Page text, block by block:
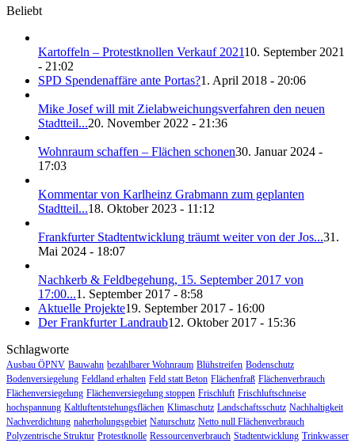
Beliebt
Kartoffeln – Protestknollen Verkauf 202110. September 2021
- 21:02
SPD Spendenaffäre ante Portas?1. April 2018 - 20:06
Mike Josef will mit Zielabweichungsverfahren den neuen
Stadtteil...20. November 2022 - 21:36
Wohnraum schaffen – Flächen schonen30. Januar 2024 -
17:03
Kommentar von Karlheinz Grabmann zum geplanten
Stadtteil...18. Oktober 2023 - 11:12
Frankfurter Stadtentwicklung träumt weiter von der Jos...31.
Mai 2024 - 18:07
Nachkerb & Feldbegehung, 15. September 2017 von
17:00...1. September 2017 - 8:58
Aktuelle Projekte19. September 2017 - 16:00
Der Frankfurter Landraub12. Oktober 2017 - 15:36
Schlagworte
Ausbau ÖPNV Bauwahn bezahlbarer Wohnraum Blühstreifen Bodenschutz
Bodenversiegelung Feldland erhalten Feld statt Beton Flächenfraß Flächenverbrauch
Flächenversiegelung Flächenversiegelung stoppen Frischluft Frischluftschneise
hochspannung Kaltluftentstehungsflächen Klimaschutz Landschaftsschutz Nachhaltigkeit
Nachverdichtung naherholungsgebiet Naturschutz Netto null Flächenverbrauch
Polyzentrische Struktur Protestknolle Ressourcenverbrauch Stadtentwicklung Trinkwasser